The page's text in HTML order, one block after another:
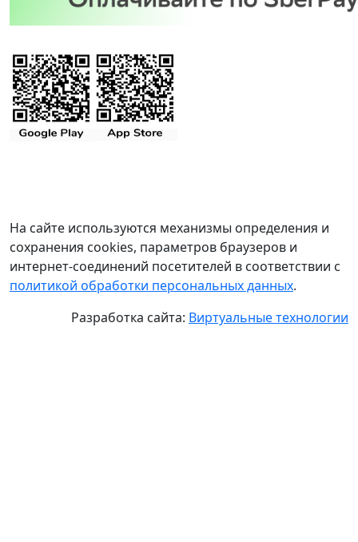
На сайте используются механизмы определения и
сохранения cookies, параметров браузеров и
интернет-соединений посетителей в соответствии с
политикой обработки персональных данных.
Разработка сайта: Виртуальные технологии